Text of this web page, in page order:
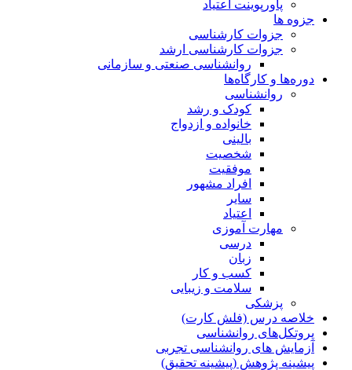
پاورپوینت اعتیاد
جزوه ها
جزوات کارشناسی
جزوات کارشناسی ارشد
روانشناسی صنعتی و سازمانی
دوره‌ها و کارگاه‌ها
روانشناسی
کودک و رشد
خانواده و ازدواج
بالینی
شخصیت
موفقیت
افراد مشهور
سایر
اعتیاد
مهارت آموزی
درسی
زبان
کسب و کار
سلامت و زیبایی
پزشکی
خلاصه درس (فلش کارت)
پروتکل‌های روانشناسی
آزمایش های روانشناسی تجربی
پیشینه پژوهش (پیشینه تحقیق)